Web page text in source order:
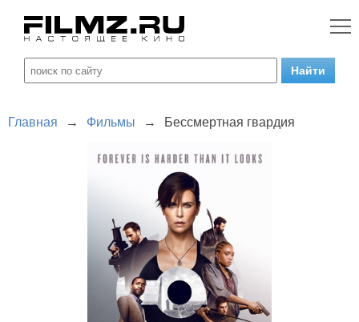
Главная → Фильмы → Бессмертная гвардия